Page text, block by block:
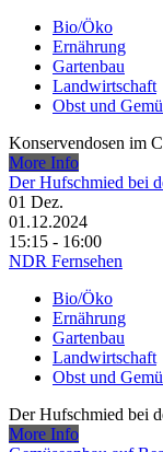
Bio/Öko
Ernährung
Gartenbau
Landwirtschaft
Obst und
Konservendosen im
More Info
Der Hufschmied bei
01 Dez.
01.12.2024
15:15 - 16:00
NDR Fernsehen
Bio/Öko
Ernährung
Gartenbau
Landwirtschaft
Obst und
Der Hufschmied bei
More Info